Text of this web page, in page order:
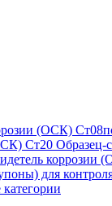
(ОСК)
Ст20 Образец-
коррозии
для
категории